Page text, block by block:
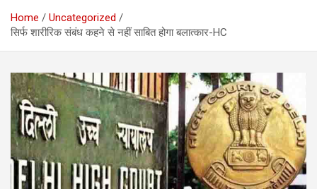
Home
Uncategorized
सिर्फ शारीरिक संबंध कहने से नहीं साबित होगा बलात्कार-HC